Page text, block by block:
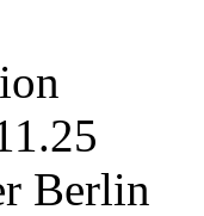
Berlin